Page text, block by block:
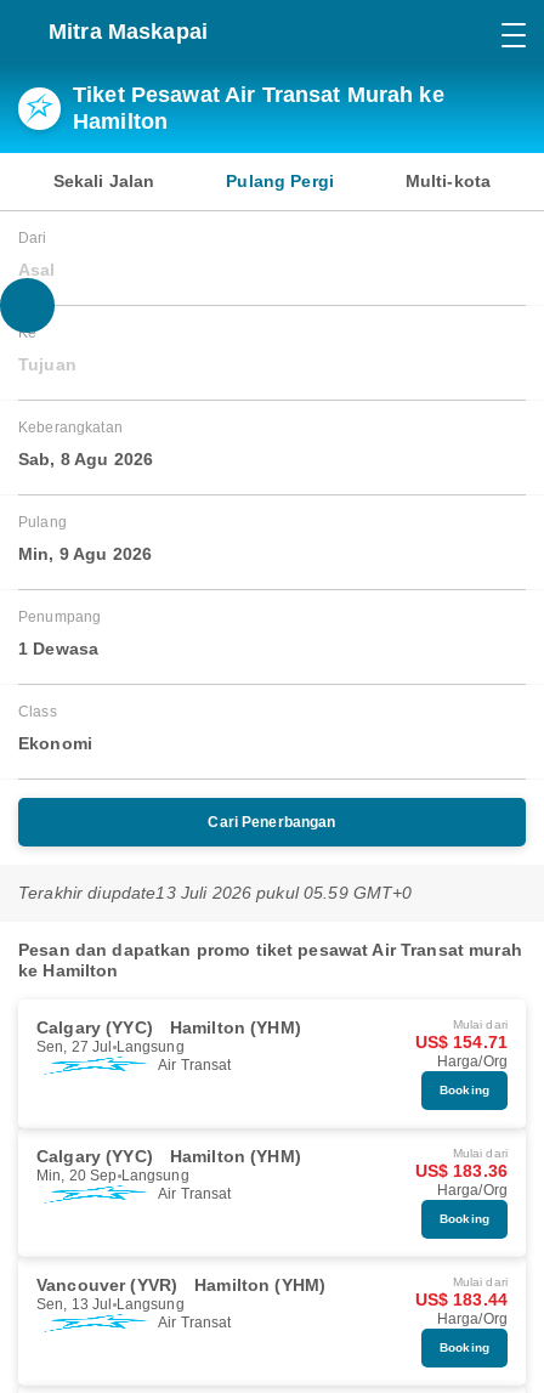
Mitra Maskapai
Tiket Pesawat Air Transat Murah ke
Hamilton
Sekali Jalan Pulang Pergi Multi-kota
Dari
Asal
Ke
Tujuan
Keberangkatan
Sab, 8 Agu 2026
Pulang
Min, 9 Agu 2026
Penumpang
1 Dewasa
Class
Ekonomi
Cari Penerbangan
Terakhir diupdate13 Juli 2026 pukul 05.59 GMT+0
Pesan dan dapatkan promo tiket pesawat Air Transat murah
ke Hamilton
Calgary (YYC) Hamilton (YHM)
Sen, 27 Jul Langsung
Air Transat
Mulai dari
US$ 154.71
Harga/Org
Booking
Calgary (YYC) Hamilton (YHM)
Min, 20 Sep Langsung
Air Transat
Mulai dari
US$ 183.36
Harga/Org
Booking
Vancouver (YVR) Hamilton (YHM)
Sen, 13 Jul Langsung
Air Transat
Mulai dari
US$ 183.44
Harga/Org
Booking